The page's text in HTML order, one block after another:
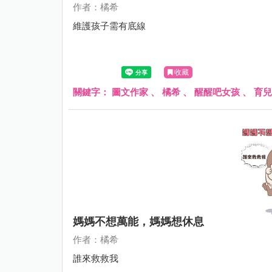
作者：橘希
維護孩子需有底線
收藏
關鍵字： 圖文作家 、 橘希 、 醒醒吧女孩 、 育
媽媽不想萬能，媽媽想休息
作者：橘希
誰來救救我